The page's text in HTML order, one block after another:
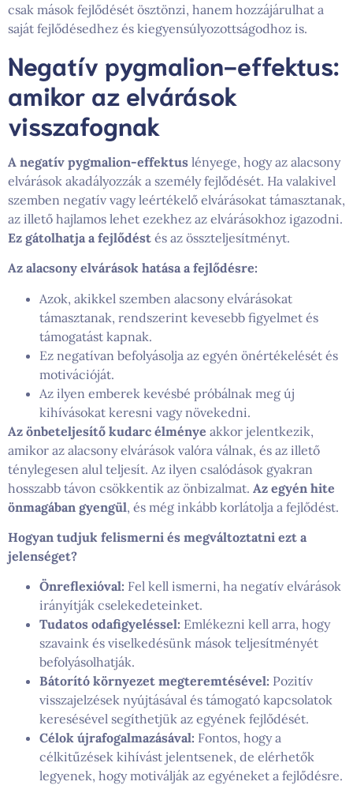
csak mások fejlődését ösztönzi, hanem hozzájárulhat a
saját fejlődésedhez és kiegyensúlyozottságodhoz is.
Negatív pygmalion-effektus:
amikor az elvárások
visszafognak
A negatív pygmalion-effektus lényege, hogy az alacsony
elvárások akadályozzák a személy fejlődését. Ha valakivel
szemben negatív vagy leértékelő elvárásokat támasztanak,
az illető hajlamos lehet ezekhez az elvárásokhoz igazodni.
Ez gátolhatja a fejlődést és az összteljesítményt.
Az alacsony elvárások hatása a fejlődésre:
Azok, akikkel szemben alacsony elvárásokat
támasztanak, rendszerint kevesebb figyelmet és
támogatást kapnak.
Ez negatívan befolyásolja az egyén önértékelését és
motivációját.
Az ilyen emberek kevésbé próbálnak meg új
kihívásokat keresni vagy növekedni.
Az önbeteljesítő kudarc élménye akkor jelentkezik,
amikor az alacsony elvárások valóra válnak, és az illető
ténylegesen alul teljesít. Az ilyen csalódások gyakran
hosszabb távon csökkentik az önbizalmat. Az egyén hite
önmagában gyengül, és még inkább korlátolja a fejlődést.
Hogyan tudjuk felismerni és megváltoztatni ezt a
jelenséget?
Önreflexióval: Fel kell ismerni, ha negatív elvárások
irányítják cselekedeteinket.
Tudatos odafigyeléssel: Emlékezni kell arra, hogy
szavaink és viselkedésünk mások teljesítményét
befolyásolhatják.
Bátorító környezet megteremtésével: Pozitív
visszajelzések nyújtásával és támogató kapcsolatok
keresésével segíthetjük az egyének fejlődését.
Célok újrafogalmazásával: Fontos, hogy a
célkitűzések kihívást jelentsenek, de elérhetők
legyenek, hogy motiválják az egyéneket a fejlődésre.